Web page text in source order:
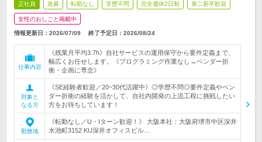
正社員 急募 転勤なし 学歴不問 完全週休2日制 第二新卒歓迎
女性のおしごと掲載中
情報更新日：2026/07/09 終了予定日： 2026/08/24
仕事内容
《残業月平均3.7h》自社サービスの運用保守から要件定義まで、
幅広くお任せします。《プログラミング作業なし→ベンダー折
衝・企画に専念》
対象と
なる方
《SE経験者歓迎／20~30代活躍中》◎学歴不問◎要件定義やベン
ダー折衝の経験を活かして、自社内開発の上流工程に挑戦したい
方をお待ちしています！
勤務地
《転勤なし／U・Iターン歓迎！》 大阪本社：大阪府堺市中区深井
水池町3152 KU深井オフィスビル…